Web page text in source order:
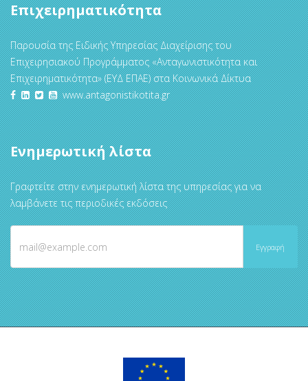
Επιχειρηματικότητα
Παρουσία της Ειδικής Υπηρεσίας Διαχείρισης του
Επιχειρησιακού Προγράμματος «Ανταγωνιστικότητα και
Επιχειρηματικότητα» (ΕΥΔ ΕΠΑΕ) στα Κοινωνικά Δίκτυα
www.antagonistikotita.gr
Ενημερωτική λίστα
Γραφτείτε στην ενημερωτική λίστα της υπηρεσίας για να
λαμβάνετε τις περιοδικές εκδόσεις